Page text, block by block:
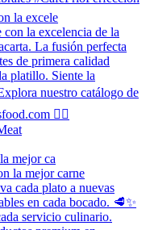
la excele
mejor ca